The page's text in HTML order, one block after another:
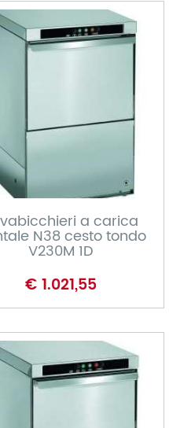
CARRELLO
a carica
N38 cesto tondo
V230M 1D
€ 1.021,55